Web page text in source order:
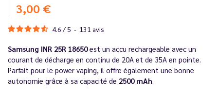
3,00 €
4.6 / 5 - 131 avis
Samsung INR 25R 18650est un accu rechargeable avec un
courant de décharge en continu de 20A et de 35A en pointe.
Parfait pour le power vaping, il offre également une bonne
autonomie grâce à sa capacité de 2500 mAh.